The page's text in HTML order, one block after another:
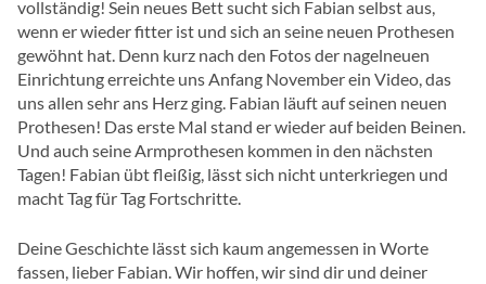
vollständig! Sein neues Bett sucht sich Fabian selbst aus,
wenn er wieder fitter ist und sich an seine neuen Prothesen
gewöhnt hat. Denn kurz nach den Fotos der nagelneuen
Einrichtung erreichte uns Anfang November ein Video, das
uns allen sehr ans Herz ging. Fabian läuft auf seinen neuen
Prothesen! Das erste Mal stand er wieder auf beiden Beinen.
Und auch seine Armprothesen kommen in den nächsten
Tagen! Fabian übt fleißig, lässt sich nicht unterkriegen und
macht Tag für Tag Fortschritte.
Deine Geschichte lässt sich kaum angemessen in Worte
fassen, lieber Fabian. Wir hoffen, wir sind dir und deiner